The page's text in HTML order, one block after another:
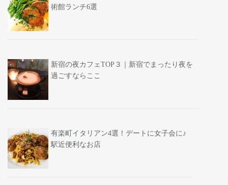
術館ランチ6選
新宿の夜カフェTOP３｜新宿でまったり夜を
過ごすならここ
有楽町イタリアン4選！デートに女子会に♪
駅近便利なお店